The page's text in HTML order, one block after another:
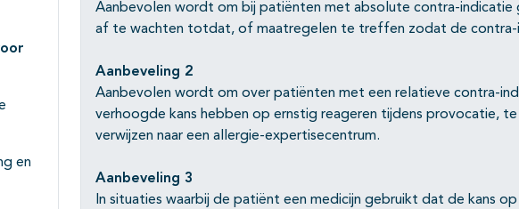
en
Aanbevolen wordt om bij patiënten met absolute contra-indicatie
af te wachten totdat, of maatregelen te treffen zodat de contra-
Aanbeveling 2
Aanbevolen wordt om over patiënten met een relatieve contra-
verhoogde kans hebben op ernstig reageren tijdens provocatie,
verwijzen naar een allergie-expertisecentrum.
Aanbeveling 3
In situaties waarbij de patiënt een medicijn gebruikt dat de kans